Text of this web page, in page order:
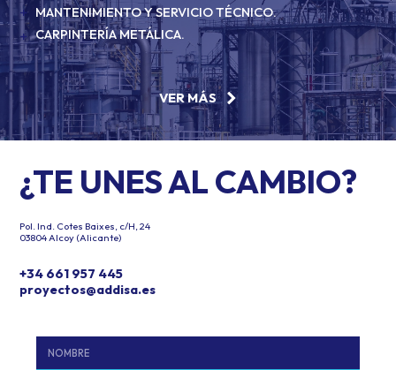
MANTENIMIENTO Y SERVICIO TÉCNICO.
CARPINTERÍA METÁLICA.
VER MÁS
¿TE UNES AL CAMBIO?
Pol. Ind. Cotes Baixes, c/H, 24
03804 Alcoy (Alicante)
+34 661 957 445
proyectos@addisa.es